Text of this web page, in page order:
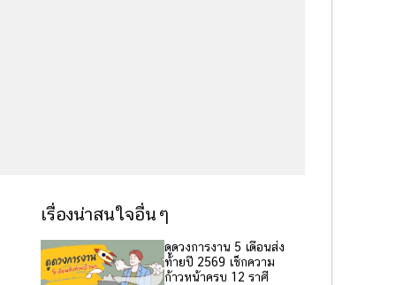
เรื่องน่าสนใจอื่นๆ
ดูดวงการงาน 5 เดือนส่ง
ท้ายปี 2569 เช็กความ
ก้าวหน้าครบ 12 ราศี